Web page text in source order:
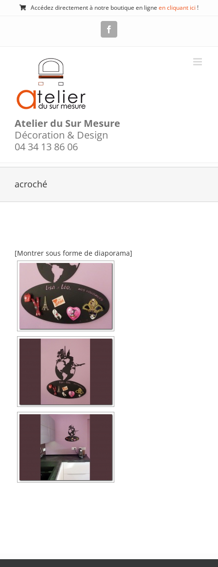
Passer
Accédez directement à notre boutique en ligne en cliquant ici !
Atelier du Sur Mesure
Décoration & Design
04 34 13 86 06
acroché
[Montrer sous forme de diaporama]